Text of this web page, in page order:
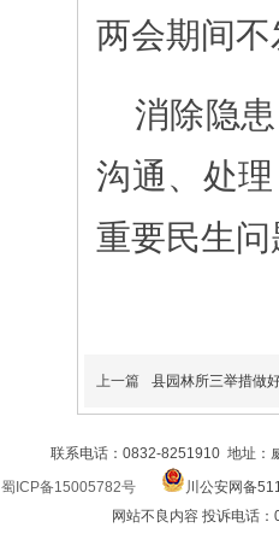
两会期间
消除隐
沟通、处
重要民生
上一篇 县园林所三举措做
联系电话：0832-8251910 地址
蜀ICP备15005782号
川公安网备
网站不良内容 投诉电话